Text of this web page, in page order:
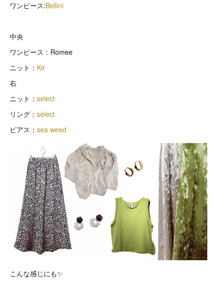
ワンピース:Bellini
中央
ワンピース：Romee
ニット： Kir
右
ニット： select
リング： select
ピアス： sea weed
こんな感じにも✨